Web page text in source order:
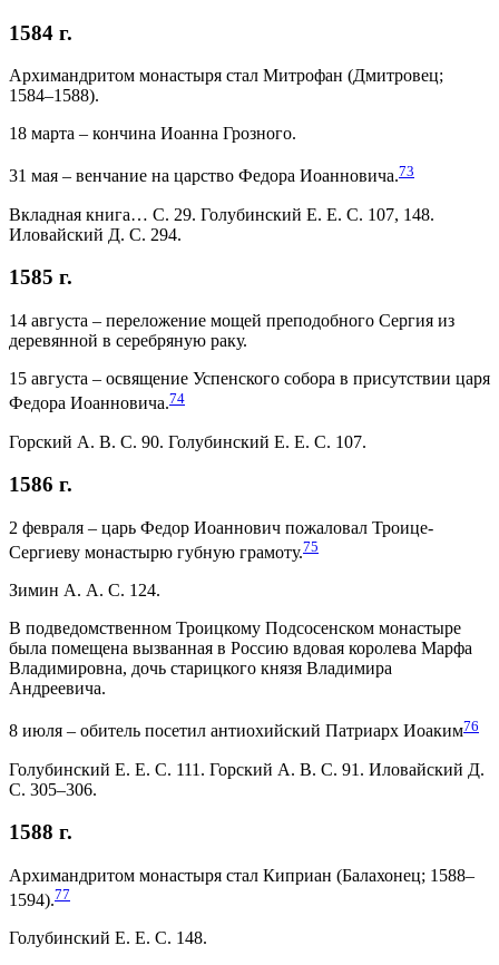
1584 г.
Архимандритом монастыря стал Митрофан (Дмитровец;
1584–1588).
18 марта – кончина Иоанна Грозного.
31 мая – венчание на царство Федора Иоанновича.73
Вкладная книга… С. 29. Голубинский Е. Е. С. 107, 148.
Иловайский Д. С. 294.
1585 г.
14 августа – переложение мощей преподобного Сергия из
деревянной в серебряную раку.
15 августа – освящение Успенского собора в присутствии царя
Федора Иоанновича.74
Горский А. В. С. 90. Голубинский Е. Е. С. 107.
1586 г.
2 февраля – царь Федор Иоаннович пожаловал Троице-
Сергиеву монастырю губную грамоту.75
Зимин А. А. С. 124.
В подведомственном Троицкому Подсосенском монастыре
была помещена вызванная в Россию вдовая королева Марфа
Владимировна, дочь старицкого князя Владимира
Андреевича.
8 июля – обитель посетил антиохийский Патриарх Иоаким76
Голубинский Е. Е. С. 111. Горский А. В. С. 91. Иловайский Д.
С. 305–306.
1588 г.
Архимандритом монастыря стал Киприан (Балахонец; 1588–
1594).77
Голубинский Е. Е. С. 148.